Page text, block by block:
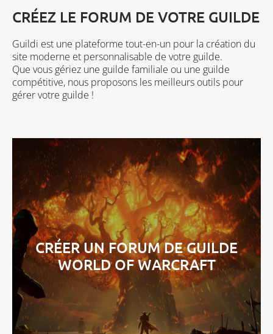
CRÉEZ LE FORUM DE VOTRE GUILDE
Guildi est une plateforme tout-en-un pour la création du
site moderne et personnalisable de votre guilde.
Que vous gériez une guilde familiale ou une guilde
compétitive, nous proposons les meilleurs outils pour
gérer votre guilde !
CRÉER UN FORUM DE GUILDE
WORLD OF WARCRAFT